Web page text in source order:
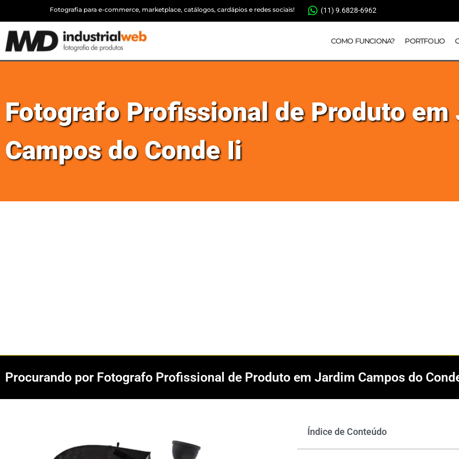
Fotografia para e-commerce, marketplace, catálogos, cardápios e redes sociais! (11) 9.6828-6962
COMO FUNCIONA? PORTFOLIO
Fotografo Profissional de Produto em
Campos do Conde Ii
Procurando por Fotografo Profissional de Produto em Jardim Campos do
Índice de Conteúdo